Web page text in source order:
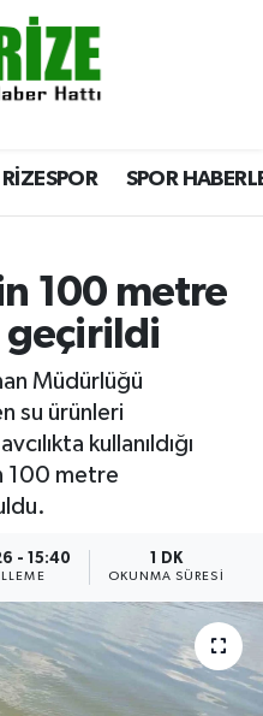
SPOR
100 metre
geçirildi
Müdürlüğü
su ürünleri
kullanıldığı
100 metre
- 15:40 1 DK
OKUNMA SÜRESI
Haritası
ve Fikstür